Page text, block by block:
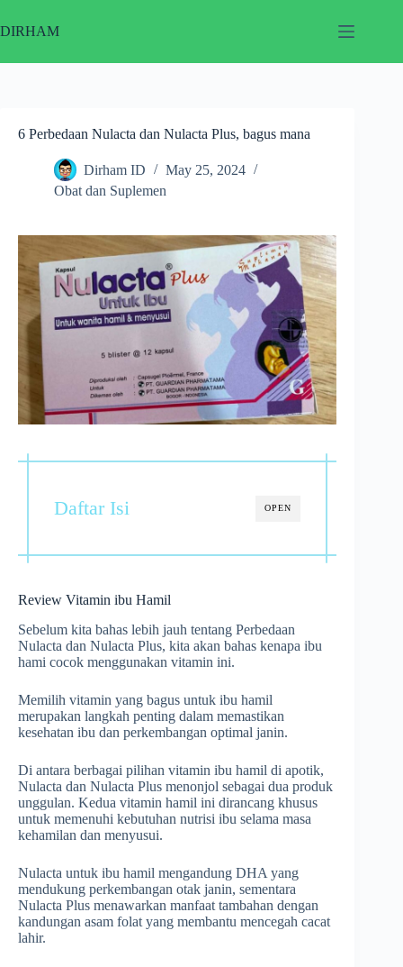
to
content
DIRHAM
6 Perbedaan Nulacta dan Nulacta Plus, bagus mana
Dirham ID
May 25, 2024
Obat dan Suplemen
OPEN
Daftar Isi
Review Vitamin ibu Hamil
Sebelum kita bahas lebih jauh tentang Perbedaan
Nulacta dan Nulacta Plus, kita akan bahas kenapa ibu
hami cocok menggunakan vitamin ini.
Memilih vitamin yang bagus untuk ibu hamil
merupakan langkah penting dalam memastikan
kesehatan ibu dan perkembangan optimal janin.
Di antara berbagai pilihan vitamin ibu hamil di apotik,
Nulacta dan Nulacta Plus menonjol sebagai dua produk
unggulan. Kedua vitamin hamil ini dirancang khusus
untuk memenuhi kebutuhan nutrisi ibu selama masa
kehamilan dan menyusui.
Nulacta untuk ibu hamil mengandung DHA yang
mendukung perkembangan otak janin, sementara
Nulacta Plus menawarkan manfaat tambahan dengan
kandungan asam folat yang membantu mencegah cacat
lahir.